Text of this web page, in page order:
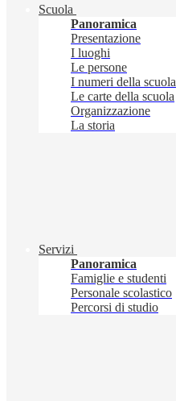
Scuola
Panoramica
Presentazione
I luoghi
Le persone
I numeri della scuola
Le carte della scuola
Organizzazione
La storia
Servizi
Panoramica
Famiglie e studenti
Personale scolastico
Percorsi di studio